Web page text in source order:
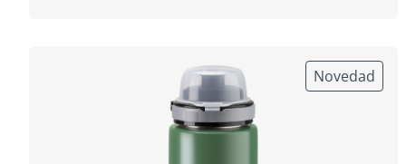
Novedad